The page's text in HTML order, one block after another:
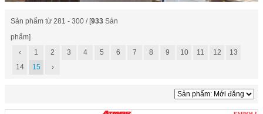
Sản phẩm từ 281 - 300 / [933 Sản
phẩm]
‹
1 2 3 4 5 6 7 8 9 10 11 12
13
14
15 ›